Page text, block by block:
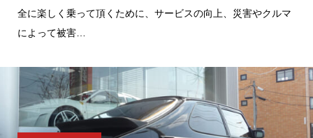
全に楽しく乗って頂くために、サービスの向上、災害やクルマ
によって被害…